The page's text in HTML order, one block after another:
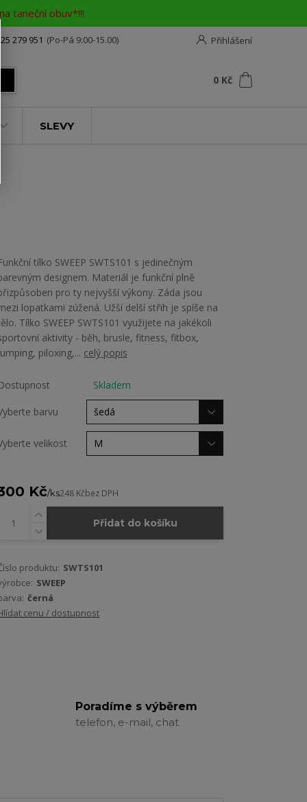
taneční obuv*!!!
Přihlášení
725 279 951 (Po-Pá 9:00-15.00)
0 Kč
SLEVY
tílko SWEEP SWTS101 s jedinečným
designem. Materiál je funkční plně
pro ty nejvyšší výkony. Záda jsou
lopatkami zúžená. Užší delší střih je spíše na
Tílko SWEEP SWTS101 využijete na jakékoli
aktivity - běh, brusle, fitness, fitbox,
piloxing,... celý popis
Skladem
barvu
velikost
Kč/ks248 Kčbez DPH
Přidat do košíku
produktu: SWTS101
SWEEP
černá
cenu / dostupnost
Poradíme s výběrem
telefon, e-mail, chat